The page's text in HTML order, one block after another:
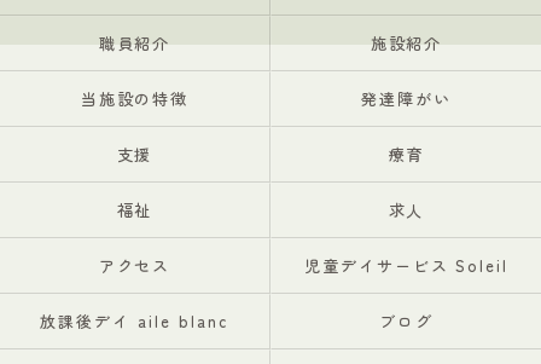
職員紹介 施設紹介
当施設の特徴 発達障がい
支援 療育
福祉 求人
アクセス 児童デイサービス Soleil
放課後デイ aile blanc ブログ